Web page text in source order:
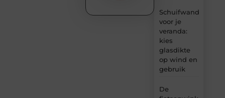
Schuifwand
voor je
veranda:
kies
glasdikte
op wind en
gebruik
De